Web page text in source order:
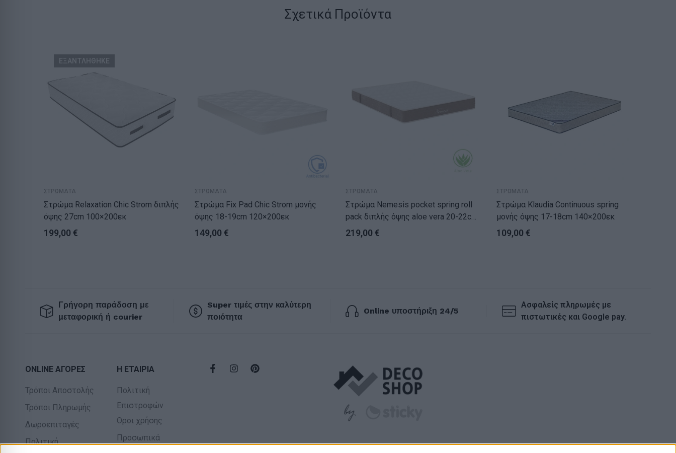
Σχετικά Προϊόντα
ΕΞΑΝΤΛΗΘΗΚΕ
ΣΤΡΩΜΑΤΑ
Στρώμα Relaxation Chic Strom διπλής
όψης 27cm 100×200εκ
199,00 €
ΣΤΡΩΜΑΤΑ
Στρώμα Fix Pad Chic Strom μονής
όψης 18-19cm 120×200εκ
149,00 €
ΣΤΡΩΜΑΤΑ
Στρώμα Nemesis pocket spring roll
pack διπλής όψης aloe vera 20-22cm
150×200εκ
219,00 €
ΣΤΡΩΜΑΤΑ
Στρώμα Klaudia Continuous spring
μονής όψης 17-18cm 140×200εκ
109,00 €
Γρήγορη παράδοση με
μεταφορική ή courier
Super τιμές στην καλύτερη
ποιότητα
Online υποστήριξη 24/5
Ασφαλείς πληρωμές με
πιστωτικές και Google pay.
ONLINE ΑΓΟΡΕΣ
Τρόποι Αποστολής
Τρόποι Πληρωμής
Δωροεπιταγές
Πολιτική
Η ΕΤΑΙΡΙΑ
Πολιτική
Επιστροφών
Οροι χρήσης
Προσωπικά